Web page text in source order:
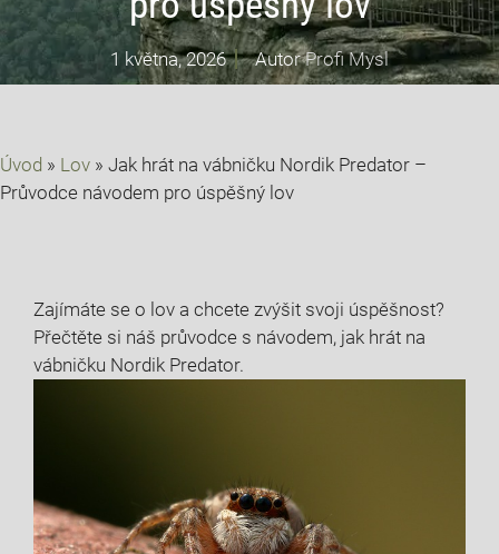
1 května, 2026 AutorProfi Mysl
Úvod » Lov » Jak hrát na vábničku Nordik Predator –
Průvodce návodem pro úspěšný lov
Zajímáte se o lov a chcete zvýšit svoji úspěšnost?
Přečtěte si náš průvodce s návodem, jak hrát na
vábničku Nordik Predator.